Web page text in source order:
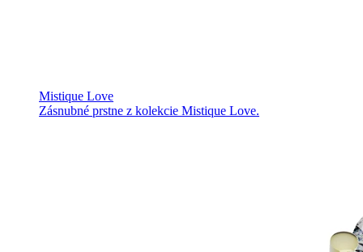
Mistique Love
Zásnubné prstne z kolekcie Mistique Love.